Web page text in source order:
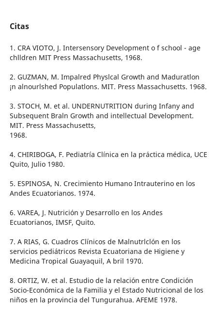
Citas
1. CRA VIOTO, J. Intersensory Development o f school - age
chlldren MIT Press Massachusetts, 1968.
2. GUZMAN, M. Impalred Physlcal Growth and Maduratlon
¡n alnourlshed Populatlons. MIT. Press Massachusetts. 1968.
3. STOCH, M. et al. UNDERNUTRITION during Infany and
Subsequent Braln Growth and intellectual Development.
MIT. Press Massachusetts,
1968.
4. CHIRIBOGA, F. Pediatría Clínica en la práctica médica, UCE
Quito, Julio 1980.
5. ESPINOSA, N. Crecimiento Humano Intrauterino en los
Andes Ecuatorianos. 1974.
6. VAREA, J. Nutrición y Desarrollo en los Andes
Ecuatorianos, IMSF, Quito.
7. A RIAS, G. Cuadros Clínicos de Malnutrlclón en los
servicios pediátricos Revista Ecuatoriana de Higiene y
Medicina Tropical Guayaquil, A bril 1970.
8. ORTIZ, W. et al. Estudio de la relación entre Condición
Socio-Económica de la Familia y el Estado Nutricional de los
niños en la provincia del Tungurahua. AFEME 1978.